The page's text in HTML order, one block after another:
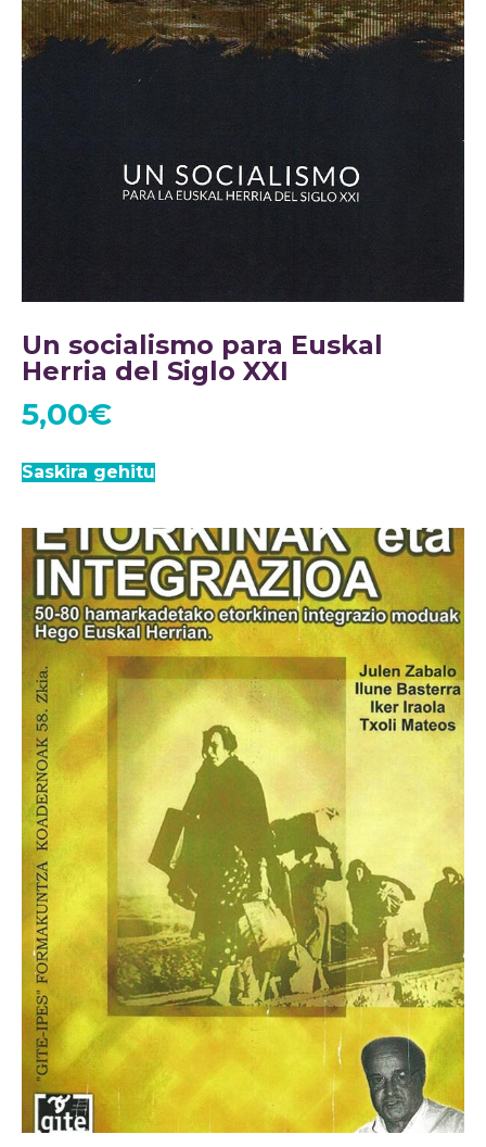
Un socialismo para Euskal
Herria del Siglo XXI
5,00€
Saskira gehitu